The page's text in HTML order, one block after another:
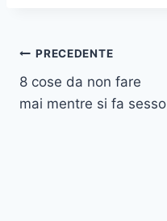
Navigazione
articoli
PRECEDENTE
8 cose da non fare
mai mentre si fa sesso